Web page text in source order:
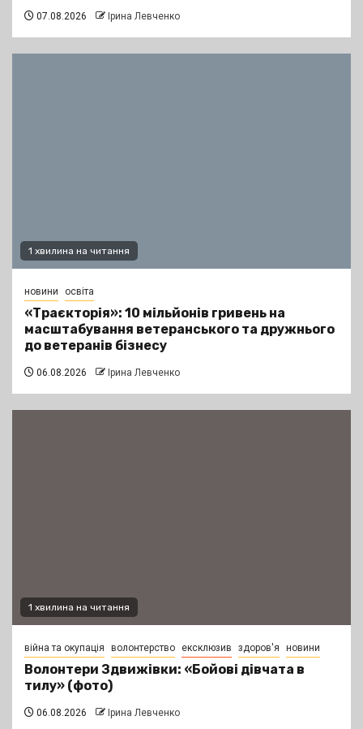
07.08.2026 Ірина Левченко
1 хвилина на читання
новини освіта
«Траєкторія»: 10 мільйонів гривень на
масштабування ветеранського та дружнього
до ветеранів бізнесу
06.08.2026 Ірина Левченко
1 хвилина на читання
війна та окупація волонтерство ексклюзив здоров'я новини
Волонтери Здвижівки: «Бойові дівчата в
тилу» (фото)
06.08.2026 Ірина Левченко